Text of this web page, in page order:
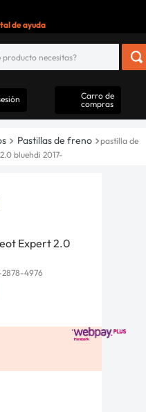
de ayuda
sesión
Carro de
compras
Pastillas de freno
pastilla de
bluehdi 2017-
Expert 2.0
4976